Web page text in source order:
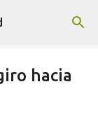
hacia